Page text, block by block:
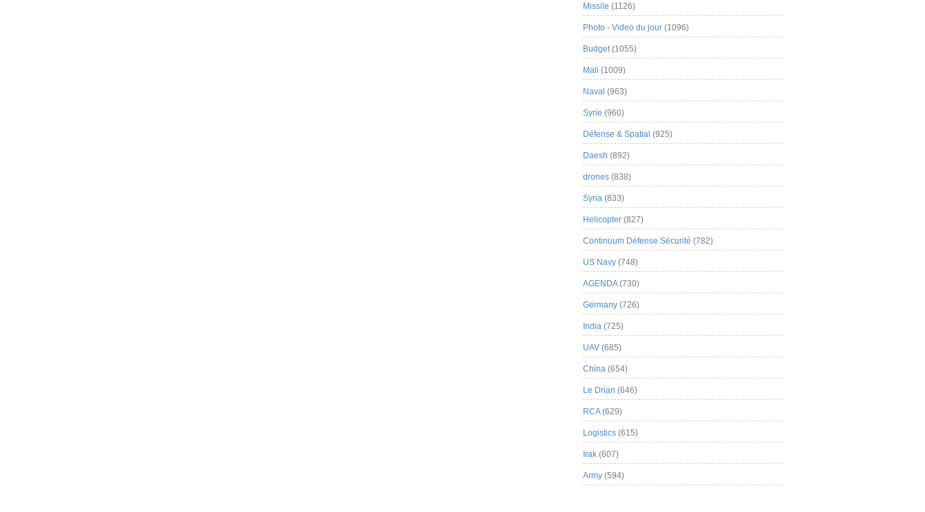
Missile (1126)
Photo - Video du jour (1096)
Budget(1055)
Mali (1009)
Naval (963)
Syrie (960)
Défense & Spatial (925)
Daesh (892)
drones (838)
Syria (833)
Helicopter (827)
Continuum Défense Sécurité (782)
US Navy (748)
AGENDA(730)
Germany (726)
India (725)
UAV (685)
China (654)
Le Drian (646)
RCA(629)
Logistics (615)
Irak (607)
Army (594)